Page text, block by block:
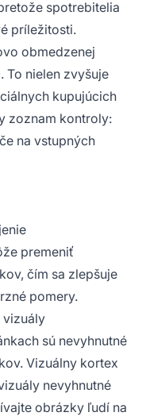
spotrebitelia
príležitosti.
obmedzenej
To nielen zvyšuje
kupujúcich
zoznam kontroly:
na vstupných
premeniť
čím sa zlepšuje
pomery.
vizuály
sú nevyhnutné
Vizuálny kortex
nevyhnutné
obrázky ľudí na